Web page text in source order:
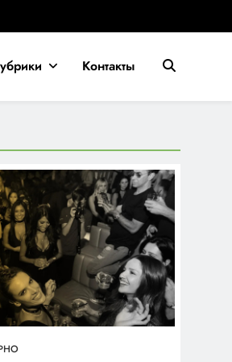
Оставайтесь в курсе главных
Контакты